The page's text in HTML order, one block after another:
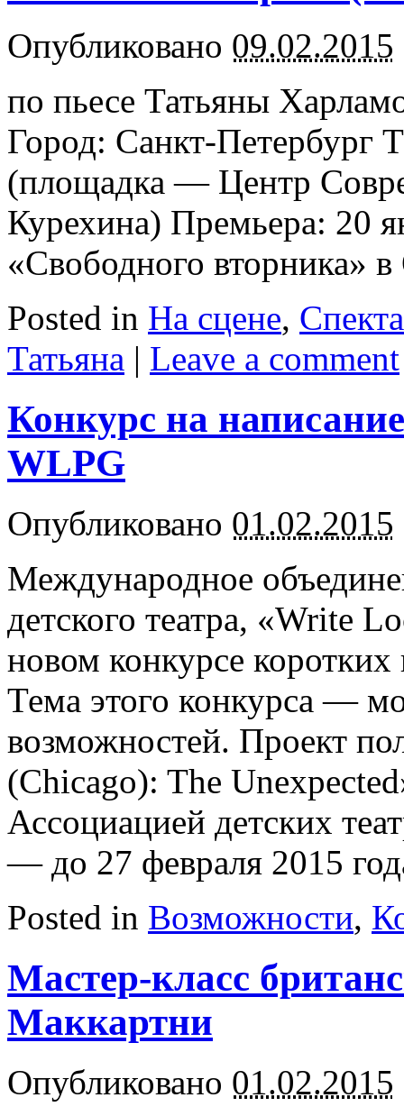
Опубликовано 09.02.2015
по пьесе Татьяны
Город: Санкт-Петербург
(площадка — Центр
Курехина) Премьера: 20
«Свободного вторника» в
Posted in На сцене,
Татьяна | Leave a comment
Конкурс на
WLPG
Опубликовано 01.02.2015
Международное
детского театра, «Write
новом конкурсе
Тема этого конкурса —
возможностей. Проект
(Chicago): The
Ассоциацией детских
— до 27 февраля 2015
Posted in Возможности,
Мастер-класс
Маккартни
Опубликовано 01.02.2015